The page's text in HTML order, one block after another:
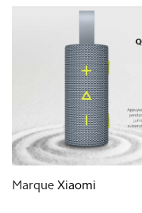
Marque Xiaomi